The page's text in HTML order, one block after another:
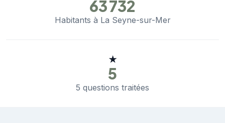
63 732
Habitants à La Seyne-sur-Mer
★
5
5 questions traitées